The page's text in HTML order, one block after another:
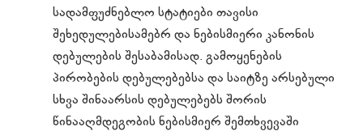
სადამფუძნებლო სტატიები თავისი
შეხედულებისამებრ და ნებისმიერი კანონის
დებულების შესაბამისად. გამოყენების
პირობების დებულებებსა და საიტზე არსებული
სხვა შინაარსის დებულებებს შორის
წინააღმდეგობის ნებისმიერ შემთხვევაში